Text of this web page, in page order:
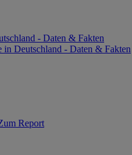
- Daten & Fakten
in Deutschland - Daten & Fakten
Report